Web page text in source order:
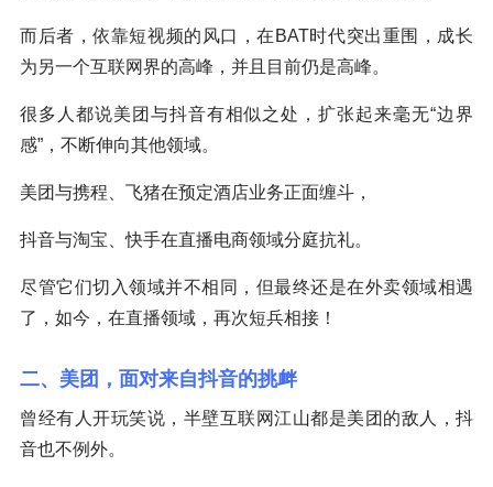
而后者，依靠短视频的风口，在BAT时代突出重围，成长
为另一个互联网界的高峰，并且目前仍是高峰。
很多人都说美团与抖音有相似之处，扩张起来毫无“边界
感”，不断伸向其他领域。
美团与携程、飞猪在预定酒店业务正面缠斗，
抖音与淘宝、快手在直播电商领域分庭抗礼。
尽管它们切入领域并不相同，但最终还是在外卖领域相遇
了，如今，在直播领域，再次短兵相接！
二、美团，面对来自抖音的挑衅
曾经有人开玩笑说，半壁互联网江山都是美团的敌人，抖
音也不例外。